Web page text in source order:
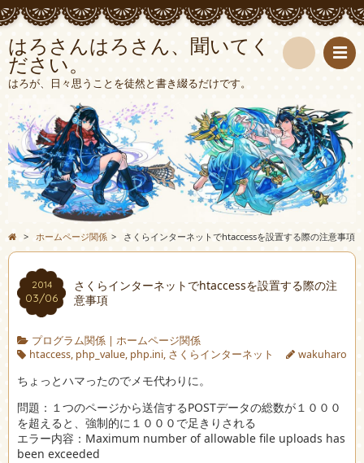
はろさんはろさん、聞いてく
ださい。
はろが、日々思うことを徒然と書き綴るだけです。
索
> ホームページ関係 > さくらインターネットでhtaccessを設置する際の注意事項
2014
03/06
さくらインターネットでhtaccessを設置する際の注
意事項
プログラム関係| ホームページ関係
htaccess, php_value, php.ini, さくらインターネット wakuharo
ちょっとハマったのでメモ代わりに。
問題：１つのページから送信するPOSTデータの総数が１０００
を超えると、強制的に１０００で足きりされる
エラー内容：Maximum number of allowable file uploads has
been exceeded